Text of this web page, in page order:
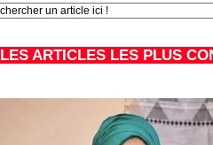
LES ARTICLES LES PLUS